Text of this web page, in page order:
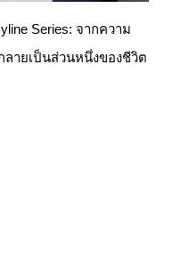
Series: จากความ
ลายเป็นส่วนหนึ่งของชีวิต